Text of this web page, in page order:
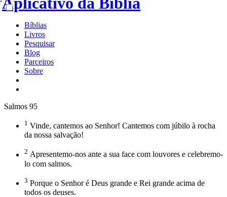
Bíblias
Livros
Pesquisar
Blog
Parceiros
Sobre
Salmos 95
1 Vinde, cantemos ao Senhor! Cantemos com júbilo à rocha
da nossa salvação!
2 Apresentemo-nos ante a sua face com louvores e celebremo-
lo com salmos.
3 Porque o Senhor é Deus grande e Rei grande acima de
todos os deuses.